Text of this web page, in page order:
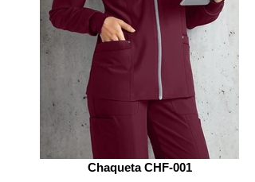
Chaqueta CHF-001